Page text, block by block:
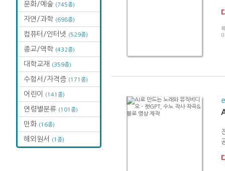
문화/예술 (745종)
자연/과학 (698종)
컴퓨터/인터넷 (529종)
종교/역학 (432종)
대학교재 (359종)
수험서/자격증 (171종)
어린이 (141종)
연령별분류 (101종)
만화 (16종)
해외원서 (1종)